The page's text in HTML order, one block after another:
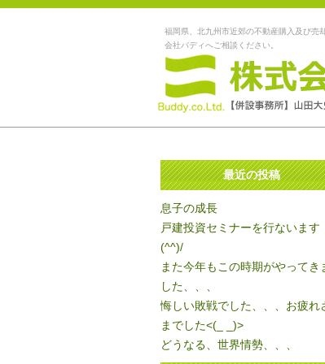
福岡県、北九州市近郊の不動産購入及び売
会社バディへご相談ください。
最近の投稿
息子の成長
戸建投資セミナーを行ないます
(^^)/
また今年もこの時期がやってき
した、、、
悔しい敗戦でした、、、お疲れ
までした<(_ _)>
どうなる、世界情勢、、、